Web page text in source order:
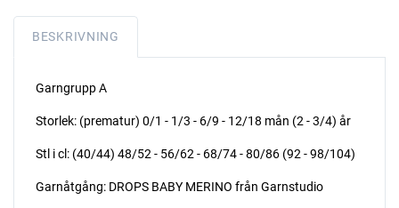
BESKRIVNING
Garngrupp A
Storlek: (prematur) 0/1 - 1/3 - 6/9 - 12/18 mån (2 - 3/4) år
Stl i cl: (40/44) 48/52 - 56/62 - 68/74 - 80/86 (92 - 98/104)
Garnåtgång: DROPS BABY MERINO från Garnstudio